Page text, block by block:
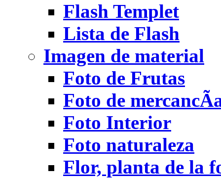
Flash Templet
Lista de Flash
Imagen de material
Foto de Frutas
Foto de
Foto Interior
Foto naturaleza
Flor, planta de la